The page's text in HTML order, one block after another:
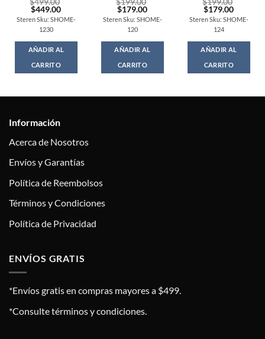
Original
price
was:
$499.00.
$449.00Current
price
is:
Steren Sku: SHOME-
1230
AÑADIR AL
CARRITO
Original
price
was:
$199.00.
$179.00Current
price
is:
Steren Sku: SHOME-
120
AÑADIR AL
CARRITO
Original
price
was:
$199.00.
$179.00Current
price
is:
Steren Sku: SHOME-
124
AÑADIR AL
CARRITO
Información
Acerca de Nosotros
Envíos y Garantías
Política de Reembolsos
Términos y Condiciones
Política de Privacidad
ENVÍOS GRATIS
*Envíos gratis en compras mayores a $499.
*Consulte términos y condiciones.